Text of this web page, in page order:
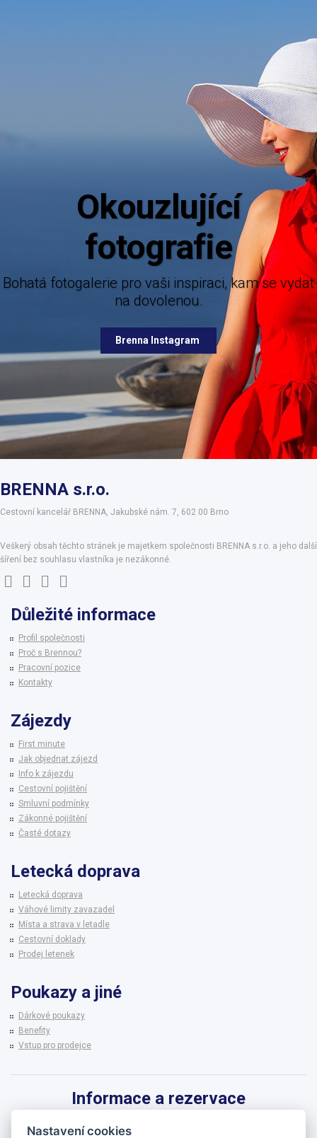
pro vaši inspiraci, kam se vydat
na dovolenou.
Brenna Instagram
Mějte dokonalý přehled o
nabízených destinací.
Brenna Facebook
BRENNA s.r.o.
Cestovní kancelář BRENNA, Jakubské nám. 7, 602 00 Brno
Veškerý obsah těchto stránek je majetkem společnosti BRENNA s.r.o. a jeho další
šíření bez souhlasu vlastníka je nezákonné.
Důležité informace
Profil společnosti
Proč s Brennou?
Pracovní pozice
Kontakty
Zájezdy
First minute
Jak objednat zájezd
Info k zájezdu
Cestovní pojištění
Smluvní podmínky
Zákonné pojištění
Časté dotazy
Letecká doprava
Letecká doprava
Váhové limity zavazadel
Místa a strava v letadle
Cestovní doklady
Prodej letenek
Poukazy a jiné
Dárkové poukazy
Benefity
Vstup pro prodejce
Informace a rezervace
Nastavení cookies